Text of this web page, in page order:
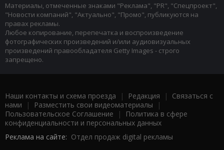
Материалы, отмеченные знаками "Реклама", "PR", "Спецпроект",
"Новости компаний", "Актуально", "Промо", публикуются на
правах рекламы.
Любое копирование, перепечатка и воспроизведение
фотографических произведений и/или аудиовизуальных
произведений правообладателя Getty Images - строго
запрещено.
Наши контакты и схема проезда | Редакция | Связаться с
нами | Разместить свои видеоматериалы |
Пользовательское Соглашение |
Политика в сфере
конфиденциальности и персональных данных
Реклама на сайте: Отдел продаж digital рекламы